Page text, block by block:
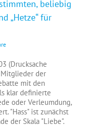
beliebig
„Hetze“ für
(Drucksache
der
mit den
klar definierte
oder Verleumdung,
"Hass" ist zunächst
der Skala "Liebe".